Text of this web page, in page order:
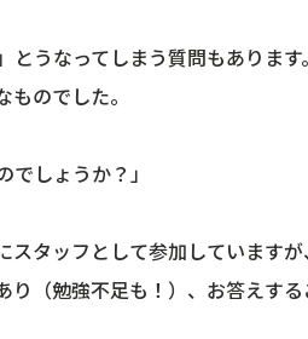
うなってしまう質問もあります。
のでした。
しょうか？」
タッフとして参加しています
り（勉強不足も！）、お答えす